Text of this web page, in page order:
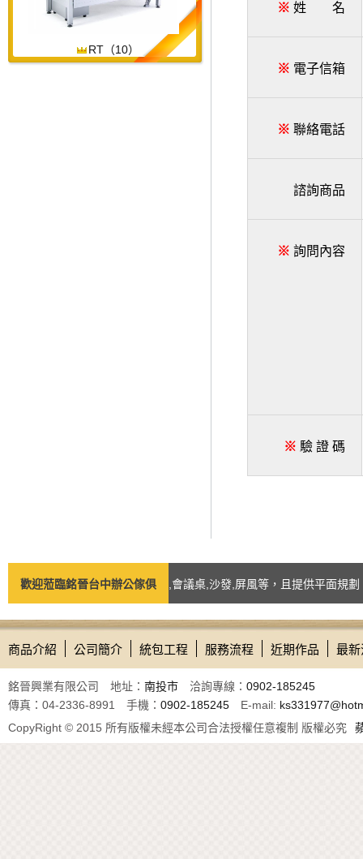
RT（10）
※ 姓 名
※ 電子信箱
※ 聯絡電話
諮詢商品
※ 詢問內容
※ 驗 證 碼
歡迎蒞臨銘晉台中辦公傢俱
商品如：台中辦公椅,辦公桌,會議桌,沙發,屏風等，且提供平面規劃
商品介紹 公司簡介 統包工程 服務流程 近期作品 最
銘晉興業有限公司 地址： 南投市 洽詢專線： 0902-185245
傳真：04-2336-8991 手機： 0902-185245 E-mail:
CopyRight © 2015 所有版權未經本公司合法授權任意複制 版權必究